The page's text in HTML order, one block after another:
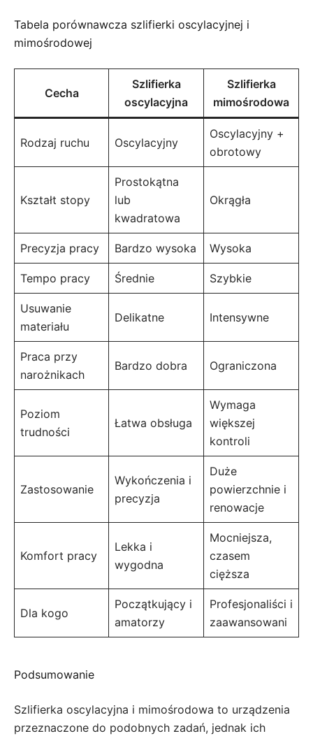
Tabela porównawcza szlifierki oscylacyjnej i
mimośrodowej
Cecha
Szlifierka
oscylacyjna
Szlifierka
mimośrodowa
Rodzaj ruchu Oscylacyjny
Oscylacyjny +
obrotowy
Kształt stopy
Prostokątna
lub
kwadratowa
Okrągła
Precyzja pracy Bardzo wysoka Wysoka
Tempo pracy Średnie Szybkie
Usuwanie
materiału
Delikatne Intensywne
Praca przy
narożnikach
Bardzo dobra Ograniczona
Poziom
trudności
Łatwa obsługa
Wymaga
większej
kontroli
Zastosowanie
Wykończenia i
precyzja
Duże
powierzchnie i
renowacje
Komfort pracy
Lekka i
wygodna
Mocniejsza,
czasem
cięższa
Dla kogo
Początkujący i
amatorzy
Profesjonaliści i
zaawansowani
Podsumowanie
Szlifierka oscylacyjna i mimośrodowa to urządzenia
przeznaczone do podobnych zadań, jednak ich